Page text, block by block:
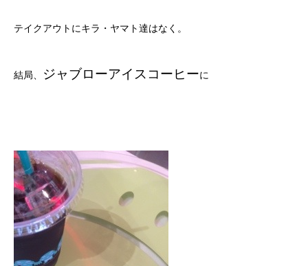
テイクアウトにキラ・ヤマト達はなく。
結局、 ジャブローアイスコーヒーに